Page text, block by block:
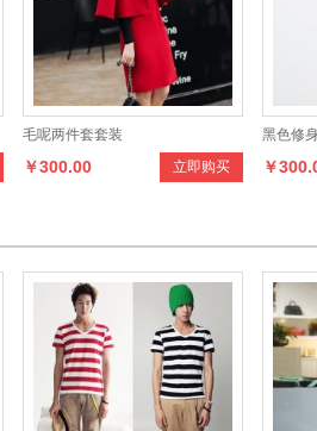
毛呢两件套套装
立即购买
￥300.00
黑色修
￥